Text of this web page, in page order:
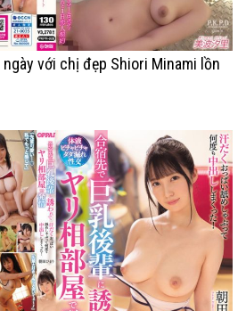
ngày với chị đẹp Shiori Minami lồn